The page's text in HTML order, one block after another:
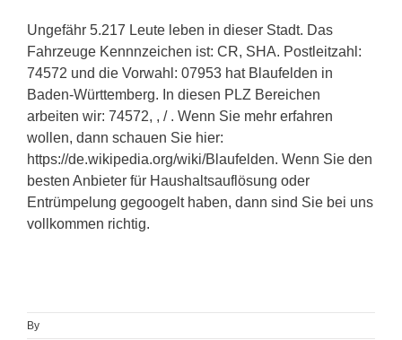
Ungefähr 5.217 Leute leben in dieser Stadt. Das
Fahrzeuge Kennnzeichen ist: CR, SHA. Postleitzahl:
74572 und die Vorwahl: 07953 hat Blaufelden in
Baden-Württemberg. In diesen PLZ Bereichen
arbeiten wir: 74572, , / . Wenn Sie mehr erfahren
wollen, dann schauen Sie hier:
https://de.wikipedia.org/wiki/Blaufelden. Wenn Sie den
besten Anbieter für Haushaltsauflösung oder
Entrümpelung gegoogelt haben, dann sind Sie bei uns
vollkommen richtig.
By